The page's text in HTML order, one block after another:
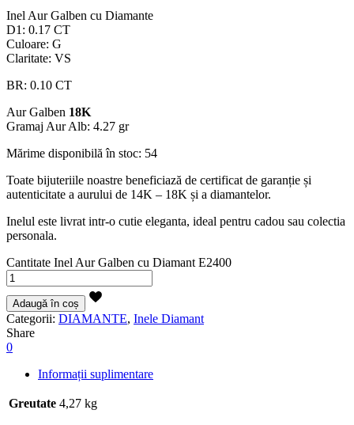
Inel Aur Galben cu Diamante
D1: 0.17 CT
Culoare: G
Claritate: VS
BR: 0.10 CT
Aur Galben 18K
Gramaj Aur Alb: 4.27 gr
Mărime disponibilă în stoc: 54
Toate bijuteriile noastre beneficiază de certificat de garanție și
autenticitate a aurului de 14K – 18K și a diamantelor.
Inelul este livrat intr-o cutie eleganta, ideal pentru cadou sau colectia
personala.
Cantitate Inel Aur Galben cu Diamant E2400
Adaugă în coș
Categorii: DIAMANTE, Inele Diamant
Share
0
Informații suplimentare
Greutate 4,27 kg